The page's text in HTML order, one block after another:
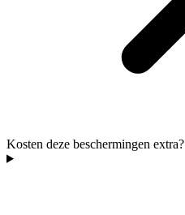
Kosten deze beschermingen extra?